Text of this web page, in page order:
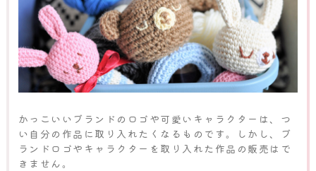
かっこいいブランドのロゴや可愛いキャラクターは、つ
い自分の作品に取り入れたくなるものです。しかし、ブ
ランドロゴやキャラクターを取り入れた作品の販売はで
きません。